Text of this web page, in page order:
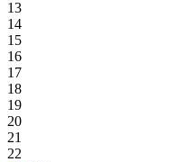
13
14
15
16
17
18
19
20
21
22